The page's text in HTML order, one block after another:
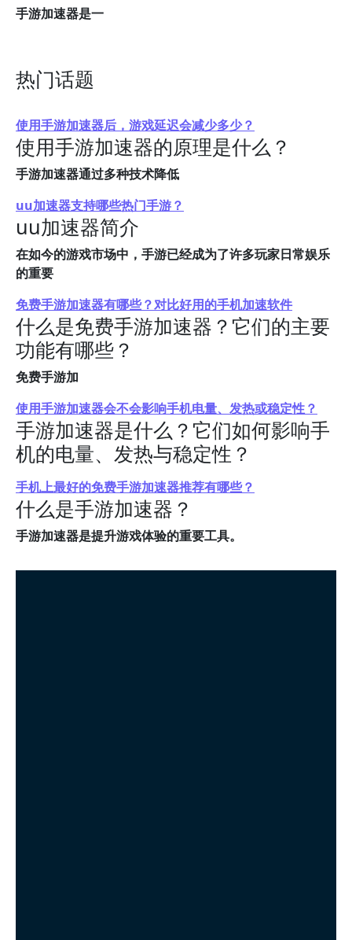
手游加速器是一
热门话题
使用手游加速器后，游戏延迟会减少多少？
使用手游加速器的原理是什么？
手游加速器通过多种技术降低
uu加速器支持哪些热门手游？
uu加速器简介
在如今的游戏市场中，手游已经成为了许多玩家日常娱乐
的重要
免费手游加速器有哪些？对比好用的手机加速软件
什么是免费手游加速器？它们的主要
功能有哪些？
免费手游加
使用手游加速器会不会影响手机电量、发热或稳定性？
手游加速器是什么？它们如何影响手
机的电量、发热与稳定性？
手机上最好的免费手游加速器推荐有哪些？
什么是手游加速器？
手游加速器是提升游戏体验的重要工具。